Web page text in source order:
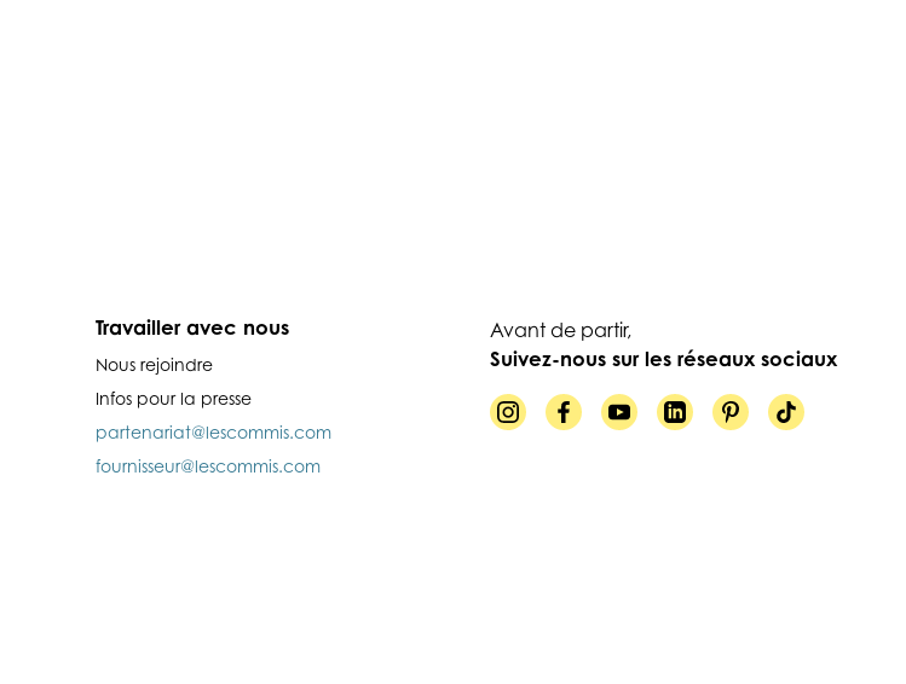
Travailler avec nous
Nous rejoindre
Infos pour la presse
partenariat@lescommis.com
fournisseur@lescommis.com
Avant de partir,
Suivez-nous sur les réseaux sociaux